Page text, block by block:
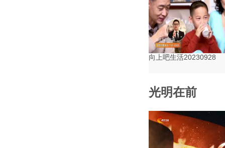
向上吧生活20230928
光明在前